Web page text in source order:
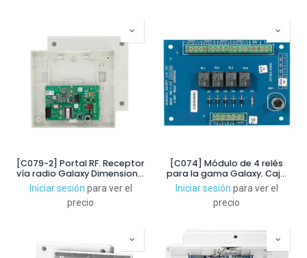
[C079-2] Portal RF. Receptor
vía radio Galaxy Dimension y
G2. Caja plástico. Grado 2
Iniciar sesión para ver el
precio
[C074] Módulo de 4 relés
para la gama Galaxy. Caja
plástica con tamper. Grado
3
Iniciar sesión para ver el
precio